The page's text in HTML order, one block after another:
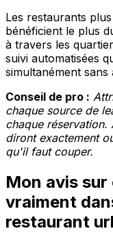
Les restaurants
bénéficient le plus
à travers les
suivi automatisées
simultanément
Conseil de pro :
chaque source de
chaque réservation.
diront exactement
qu'il faut couper.
Mon avis
vraiment
restaurant